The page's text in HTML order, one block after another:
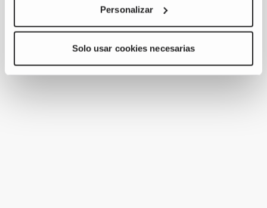
Personalizar
Solo usar cookies necesarias